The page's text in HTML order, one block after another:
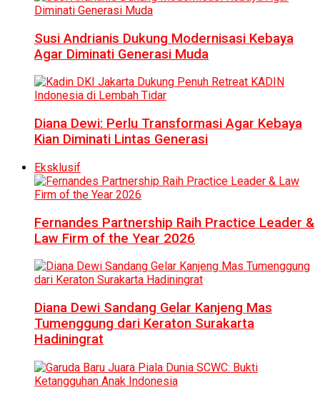
Susi Andrianis Dukung Modernisasi Kebaya
Agar Diminati Generasi Muda
Diana Dewi: Perlu Transformasi Agar Kebaya
Kian Diminati Lintas Generasi
Eksklusif
Fernandes Partnership Raih Practice Leader &
Law Firm of the Year 2026
Diana Dewi Sandang Gelar Kanjeng Mas
Tumenggung dari Keraton Surakarta
Hadiningrat